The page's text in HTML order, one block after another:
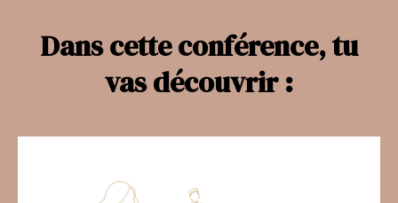
Dans cette conférence, tu
vas découvrir :